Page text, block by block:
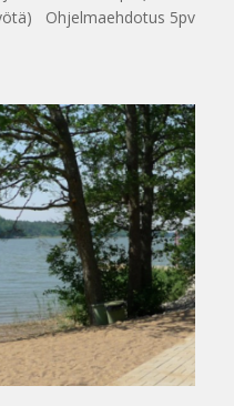
Ohjelmaehdotus 5pv